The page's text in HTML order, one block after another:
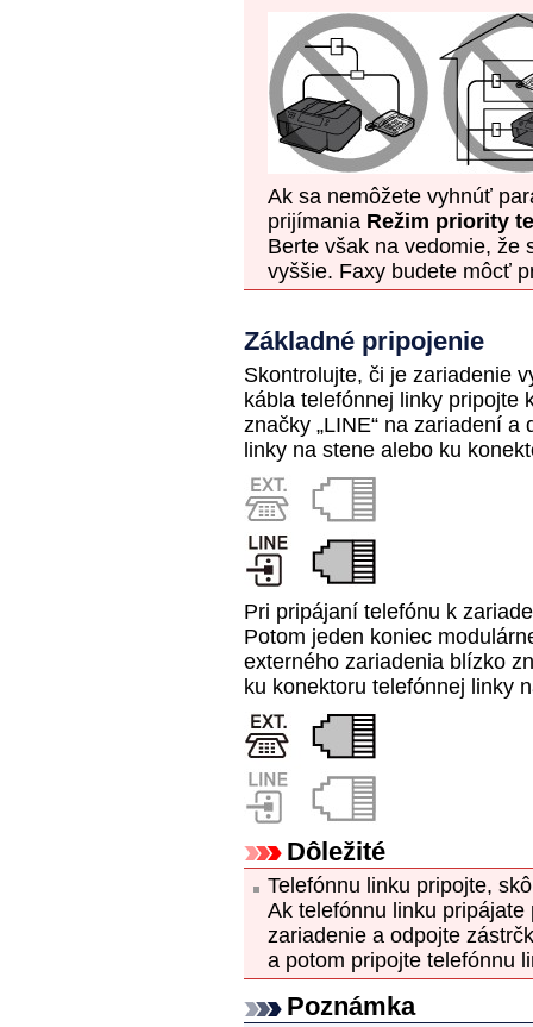
Ak sa nemôžete vyhnúť
prijímania Režim priority
Berte však na vedomie, že
vyššie. Faxy budete môcť
Základné pripojenie
Skontrolujte, či je zariadenie
kábla telefónnej linky pripojte
značky „LINE“ na zariadení a
linky na stene alebo ku
Pri pripájaní telefónu k
Potom jeden koniec
externého zariadenia blízko
ku konektoru telefónnej linky
Dôležité
Telefónnu linku pripojte,
Ak telefónnu linku
zariadenie a odpojte
a potom pripojte telefónnu
Poznámka